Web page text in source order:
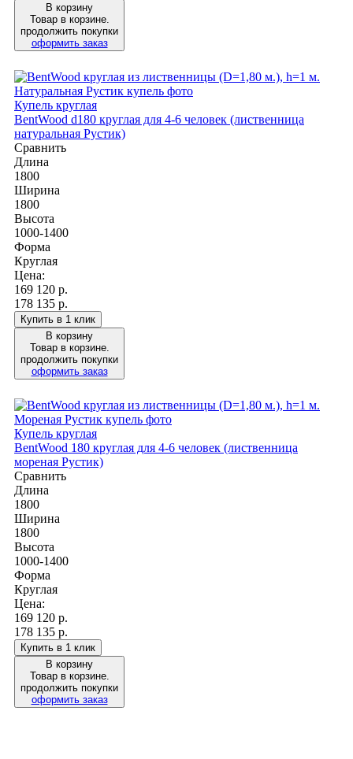
В корзину
Товар в корзине.
продолжить покупки
оформить заказ
Купель круглая
BentWood d180 круглая для 4-6 человек (лиственница
натуральная Рустик)
Сравнить
Длина
1800
Ширина
1800
Высота
1000-1400
Форма
Круглая
Цена:
169 120 р.
178 135 р.
Купить в 1 клик
В корзину
Товар в корзине.
продолжить покупки
оформить заказ
Купель круглая
BentWood 180 круглая для 4-6 человек (лиственница
мореная Рустик)
Сравнить
Длина
1800
Ширина
1800
Высота
1000-1400
Форма
Круглая
Цена:
169 120 р.
178 135 р.
Купить в 1 клик
В корзину
Товар в корзине.
продолжить покупки
оформить заказ